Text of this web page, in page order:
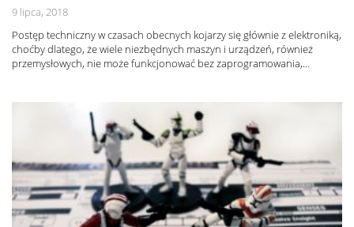
9 lipca, 2018
Postęp techniczny w czasach obecnych kojarzy się głównie z elektroniką,
choćby dlatego, że wiele niezbędnych maszyn i urządzeń, również
przemysłowych, nie może funkcjonować bez zaprogramowania,…